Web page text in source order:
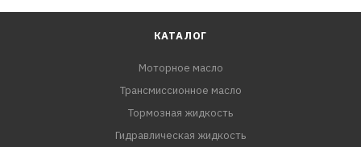
КАТАЛОГ
Моторное масло
Трансмиссионное масло
Тормозная жидкость
Гидравлическая жидкость